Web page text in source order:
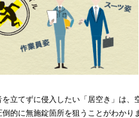
を立てずに侵入したい「居空き」は、
倒的に無施錠箇所を狙うことがわかり